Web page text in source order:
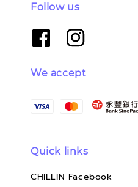
Follow us
We accept
Quick links
CHILLIN Facebook